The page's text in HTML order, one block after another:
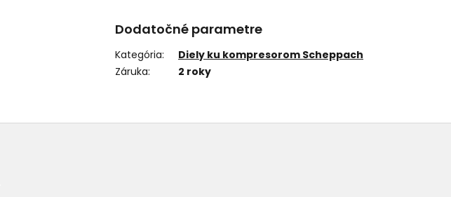
Dodatočné parametre
Kategória:
Diely ku kompresorom Scheppach
Záruka: 2 roky